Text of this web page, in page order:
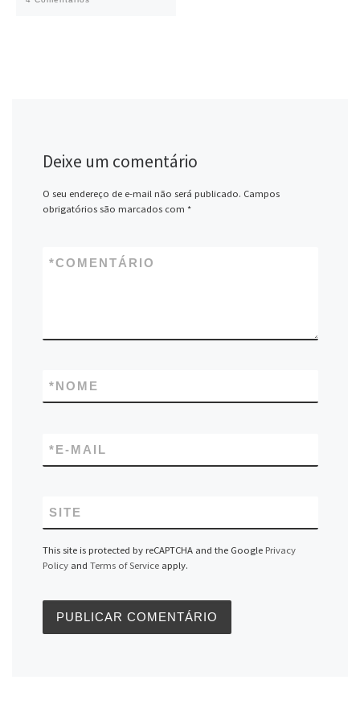
Deixe um comentário
O seu endereço de e-mail não será publicado. Campos
obrigatórios são marcados com *
COMENTÁRIO
*
NOME
*
E-MAIL
*
SITE
This site is protected by reCAPTCHA and the Google Privacy
Policyand Terms of Serviceapply.